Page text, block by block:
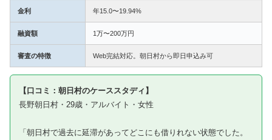
金利 年15.0〜19.94%
融資額 1万〜200万円
審査の特徴 Web完結対応。朝日村から即日申込み可
【口コミ：朝日村のケーススタディ】
長野朝日村・29歳・アルバイト・女性
「朝日村で過去に延滞があってどこにも借りれない状態でした。